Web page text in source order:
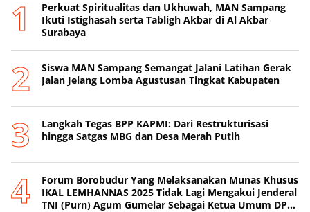
Perkuat Spiritualitas dan Ukhuwah, MAN Sampang
Ikuti Istighasah serta Tabligh Akbar di Al Akbar
Surabaya
Siswa MAN Sampang Semangat Jalani Latihan Gerak
Jalan Jelang Lomba Agustusan Tingkat Kabupaten
Langkah Tegas BPP KAPMI: Dari Restrukturisasi
hingga Satgas MBG dan Desa Merah Putih
Forum Borobudur Yang Melaksanakan Munas Khusus
IKAL LEMHANNAS 2025 Tidak Lagi Mengakui Jenderal
TNI (Purn) Agum Gumelar Sebagai Ketua Umum DPP